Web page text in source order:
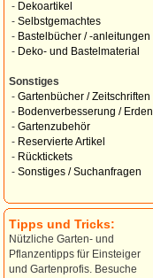
- Dekoartikel
- Selbstgemachtes
- Bastelbücher / -anleitungen
- Deko- und Bastelmaterial
Sonstiges
- Gartenbücher / Zeitschriften
- Bodenverbesserung / Erden
- Gartenzubehör
- Reservierte Artikel
- Rücktickets
- Sonstiges / Suchanfragen
Tipps und Tricks:
Nützliche Garten- und
Pflanzentipps für Einsteiger
und Gartenprofis. Besuche